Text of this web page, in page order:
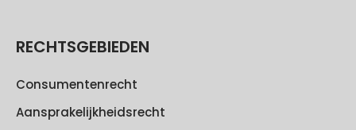
RECHTSGEBIEDEN
Consumentenrecht
Aansprakelijkheidsrecht